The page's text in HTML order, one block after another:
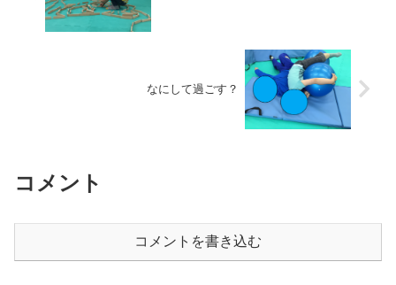
なにして過ごす？
コメント
コメントを書き込む